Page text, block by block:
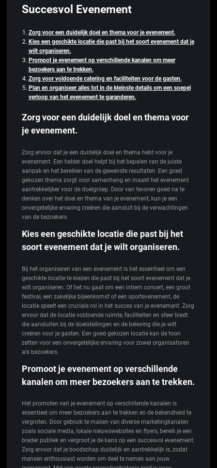
Succesvol Evenement
Zorg voor een duidelijk doel en thema voor je evenement.
Kies een geschikte locatie die past bij het soort evenement dat je
wilt organiseren.
Promoot je evenement op verschillende kanalen om meer
bezoekers aan te trekken.
Zorg voor voldoende catering en faciliteiten voor de gasten.
Plan en organiseer alles tot in de kleinste details om een soepel
verloop van het evenement te garanderen.
Zorg voor een duidelijk doel en thema voor
je evenement.
Zorg ervoor dat je een duidelijk doel en thema hebt voor je
evenement. Een helder doel helpt bij het bepalen van de juiste
aanpak en het bereiken van de gewenste resultaten. Een goed
gekozen thema zorgt voor samenhang en maakt het evenement
aantrekkelijker voor de doelgroep. Door van tevoren goed na te
denken over het doel en thema van je evenement, kun je een
onvergetelijke ervaring creëren die aansluit bij de verwachtingen
van de bezoekers.
Kies een geschikte locatie die past bij het
soort evenement dat je wilt organiseren.
Bij het organiseren van een evenement is het essentieel om een
geschikte locatie te kiezen die past bij het soort evenement dat je
wilt organiseren. Of het nu gaat om een intiem concert, een groot
festival, een zakelijke bijeenkomst of een sportevenement, de
locatie speelt een cruciale rol in het succes van je evenement. Zorg
ervoor dat de locatie voldoende ruimte, faciliteiten en sfeer biedt
die aansluiten bij de doelstellingen en de beleving die je wilt
creëren voor je gasten. Een goed gekozen locatie kan de toon
zetten voor een onvergetelijke ervaring voor zowel organisatoren
als bezoekers.
Promoot je evenement op verschillende
kanalen om meer bezoekers aan te trekken.
Het promoten van je evenement op verschillende kanalen is
essentieel om meer bezoekers aan te trekken en de bekendheid te
vergroten. Door gebruik te maken van diverse marketingkanalen
zoals sociale media, lokale nieuwswebsites en flyers, bereik je een
breder publiek en vergroot je de kans op een succesvol evenement.
Zorg ervoor dat je boodschap duidelijk en aantrekkelijk is, zodat
mensen enthousiast worden om deel te nemen aan jouw